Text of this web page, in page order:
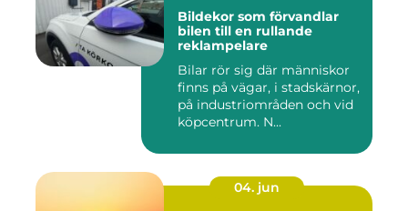
Bildekor som förvandlar
bilen till en rullande
reklampelare
Bilar rör sig där människor
finns på vägar, i stadskärnor,
på industriområden och vid
köpcentrum. N...
04. jun